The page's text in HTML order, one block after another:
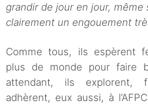
grandir de jour en jour,
clairement un engouement
Comme tous, ils espèrent
plus de monde pour faire
attendant, ils explorent,
adhèrent, eux aussi, à